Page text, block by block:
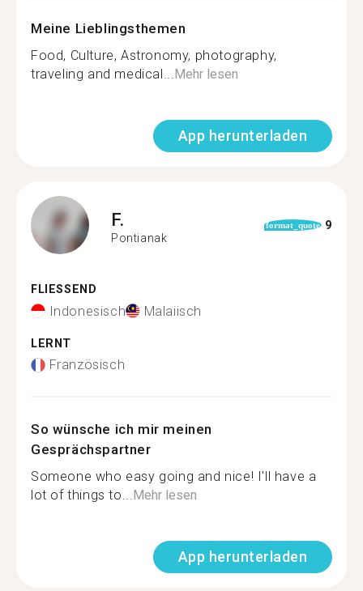
Meine Lieblingsthemen
Food, Culture, Astronomy, photography,
traveling and medical...Mehr lesen
App herunterladen
F.
Pontianak
format_quote 9
FLIESSEND
Indonesisch Malaiisch
LERNT
Französisch
So wünsche ich mir meinen
Gesprächspartner
Someone who easy going and nice! I'll have a
lot of things to...Mehr lesen
App herunterladen